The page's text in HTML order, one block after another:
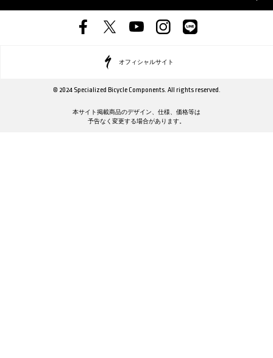
オフィシャルサイト
© 2024 Specialized Bicycle Components. All rights reserved.
本サイト掲載商品のデザイン、仕様、価格等は
予告なく変更する場合があります。